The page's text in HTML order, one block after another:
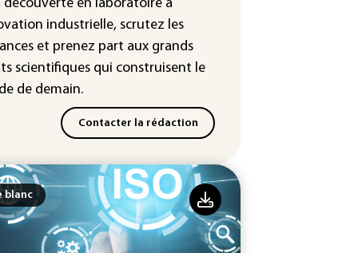
découverte en laboratoire à
industrielle, scrutez les
et prenez part aux grands
scientifiques qui construisent le
de demain.
Contacter la rédaction
blanc